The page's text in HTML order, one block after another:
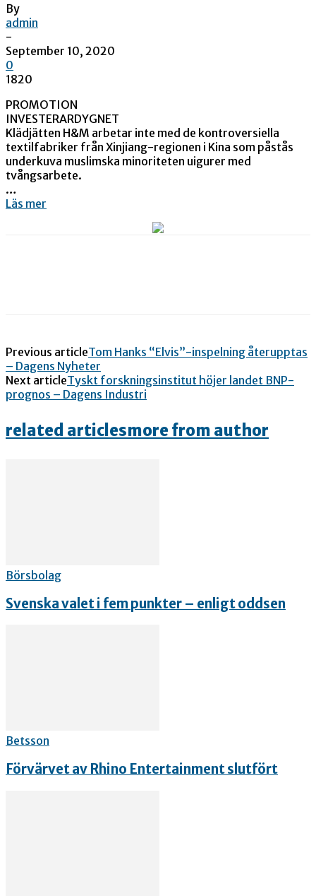
By
admin
-
September 10, 2020
0
1820
PROMOTION
INVESTERARDYGNET
Klädjätten H&M arbetar inte med de kontroversiella
textilfabriker från Xinjiang-regionen i Kina som påstås
underkuva muslimska minoriteten uigurer med
tvångsarbete.
…
Läs mer
Previous articleTom Hanks “Elvis”-inspelning återupptas
– Dagens Nyheter
Next articleTyskt forskningsinstitut höjer landet BNP-
prognos – Dagens Industri
related articlesmore from author
Börsbolag
Svenska valet i fem punkter – enligt oddsen
Betsson
Förvärvet av Rhino Entertainment slutfört